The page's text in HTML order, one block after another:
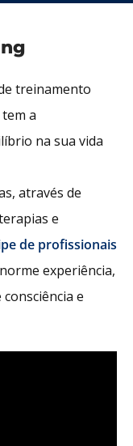
treinamento
a
na sua vida
através de
e
de profissionais
experiência,
e